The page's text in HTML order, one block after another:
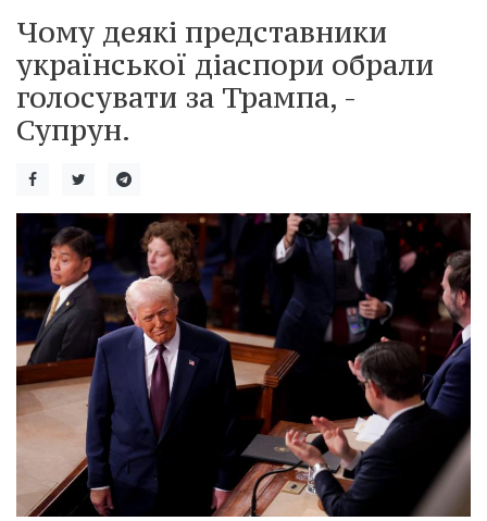
Чому деякі представники
української діаспори обрали
голосувати за Трампа, -
Супрун.